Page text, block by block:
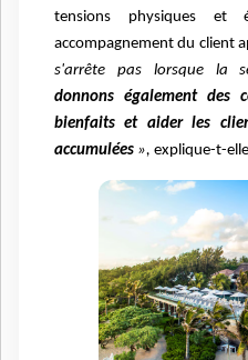
tensions physiques et
accompagnement du client
s'arrête pas lorsque la
donnons également des
bienfaits et aider les
accumulées », explique-t-